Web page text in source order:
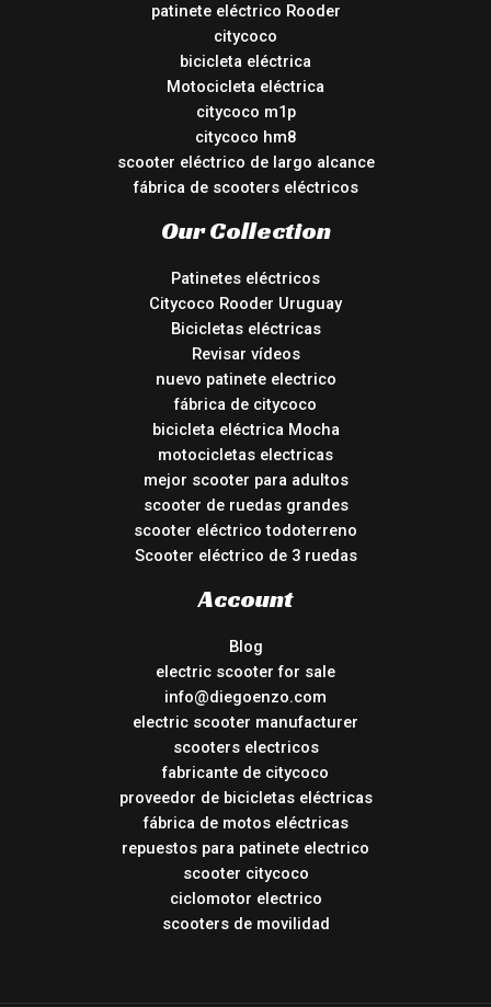
patinete eléctrico Rooder
citycoco
bicicleta eléctrica
Motocicleta eléctrica
citycoco m1p
citycoco hm8
scooter eléctrico de largo alcance
fábrica de scooters eléctricos
Our Collection
Patinetes eléctricos
Citycoco Rooder Uruguay
Bicicletas eléctricas
Revisar vídeos
nuevo patinete electrico
fábrica de citycoco
bicicleta eléctrica Mocha
motocicletas electricas
mejor scooter para adultos
scooter de ruedas grandes
scooter eléctrico todoterreno
Scooter eléctrico de 3 ruedas
Account
Blog
electric scooter for sale
info@diegoenzo.com
electric scooter manufacturer
scooters electricos
fabricante de citycoco
proveedor de bicicletas eléctricas
fábrica de motos eléctricas
repuestos para patinete electrico
scooter citycoco
ciclomotor electrico
scooters de movilidad